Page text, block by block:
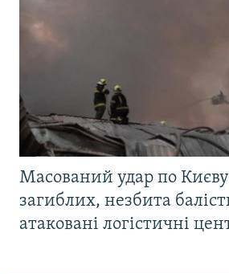
Масований удар по Києву
загиблих, незбита
атаковані логістичні